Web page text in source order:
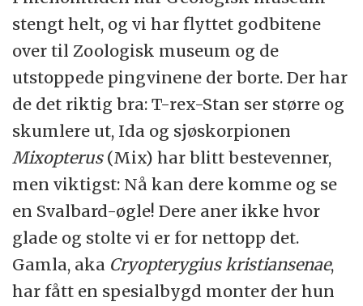
stengt helt, og vi har flyttet godbitene
over til Zoologisk museum og de
utstoppede pingvinene der borte. Der har
de det riktig bra: T-rex-Stan ser større og
skumlere ut, Ida og sjøskorpionen
Mixopterus (Mix) har blitt bestevenner,
men viktigst: Nå kan dere komme og se
en Svalbard-øgle! Dere aner ikke hvor
glade og stolte vi er for nettopp det.
Gamla, aka Cryopterygius kristiansenae,
har fått en spesialbygd monter der hun